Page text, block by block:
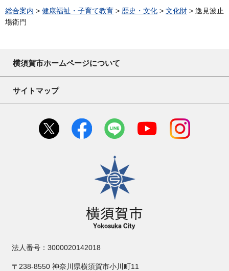
総合案内 > 健康福祉・子育て教育 > 歴史・文化 > 文化財 > 逸見波止
場衛門
横須賀市ホームページについて
サイトマップ
横須賀市
法人番号：3000020142018
〒238-8550 神奈川県横須賀市小川町11